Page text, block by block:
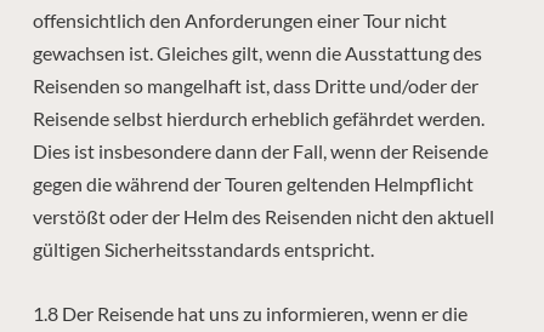
offensichtlich den Anforderungen einer Tour nicht
gewachsen ist. Gleiches gilt, wenn die Ausstattung des
Reisenden so mangelhaft ist, dass Dritte und/oder der
Reisende selbst hierdurch erheblich gefährdet werden.
Dies ist insbesondere dann der Fall, wenn der Reisende
gegen die während der Touren geltenden Helmpflicht
verstößt oder der Helm des Reisenden nicht den aktuell
gültigen Sicherheitsstandards entspricht.
1.8 Der Reisende hat uns zu informieren, wenn er die